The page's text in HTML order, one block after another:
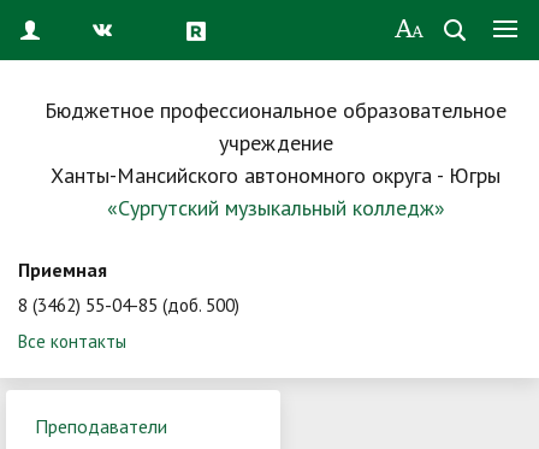
Бюджетное профессиональное образовательное
учреждение
Ханты-Мансийского автономного округа - Югры
«Сургутский музыкальный колледж»
Приемная
8 (3462) 55-04-85 (доб. 500)
Все контакты
Преподаватели